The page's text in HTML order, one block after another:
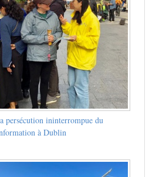
persécution ininterrompue du
à Dublin